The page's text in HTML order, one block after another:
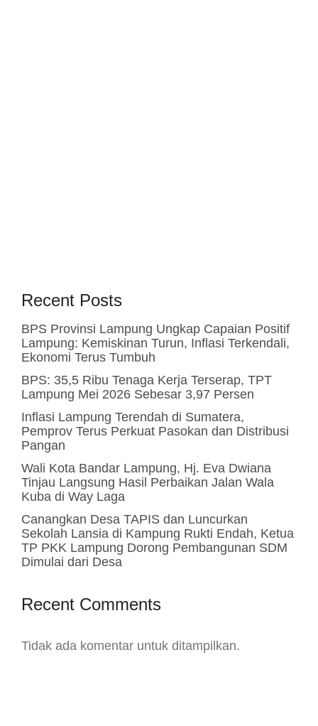
Recent Posts
BPS Provinsi Lampung Ungkap Capaian Positif
Lampung: Kemiskinan Turun, Inflasi Terkendali,
Ekonomi Terus Tumbuh
BPS: 35,5 Ribu Tenaga Kerja Terserap, TPT
Lampung Mei 2026 Sebesar 3,97 Persen
Inflasi Lampung Terendah di Sumatera,
Pemprov Terus Perkuat Pasokan dan Distribusi
Pangan
Wali Kota Bandar Lampung, Hj. Eva Dwiana
Tinjau Langsung Hasil Perbaikan Jalan Wala
Kuba di Way Laga
Canangkan Desa TAPIS dan Luncurkan
Sekolah Lansia di Kampung Rukti Endah, Ketua
TP PKK Lampung Dorong Pembangunan SDM
Dimulai dari Desa
Recent Comments
Tidak ada komentar untuk ditampilkan.